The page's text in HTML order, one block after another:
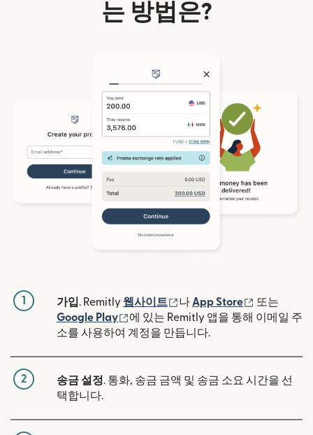
는 방법은?
1 가입. Remitly 웹사이트 (새 창에서 열림)
나 App Store (새 창에서
또는
Google Play
(새 창에서 열림)
에 있는 Remitly 앱을 통해 이메일 주
소를 사용하여 계정을 만듭니다.
2 송금 설정. 통화, 송금 금액 및 송금 소요 시간을 선
택합니다.